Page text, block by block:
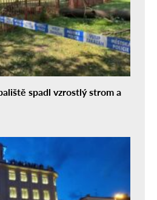
spadl vzrostlý strom a